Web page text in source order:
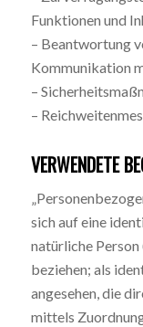
Funktionen und
– Beantwortung
Kommunikation
–
–
VERWENDETE
sich auf eine
natürliche Person
beziehen; als
angesehen, die
mittels